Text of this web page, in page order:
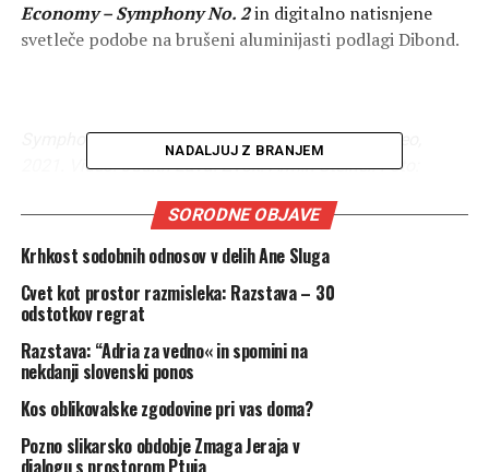
Economy – Symphony No. 2in digitalno natisnjene
svetleče podobe na brušeni aluminijasti podlagi Dibond.
Symphony No. 2 / the end of economy, barvni video,
2021. Video. Judith Lava. Zvok: Armin Steiner. Foto:
V videuThe End Of Economy – Symphony No. 2se Judith
Lava osredotoča na fenomen svetlobe, ko izpostavlja
pisane odbleske, ki se prelivajo skozi razne površine, se
ujemajo v slike in nato znova pojavijo v videih. Pri tem
govori o fenomenu ustvarjanja, slikanja in risanja s
svetlobo, ki za svojo predstavitev in poudarek nujno
potrebuje temo.
Likovni pojav chiaroscuro, ki je poznan že od obdobja
klasične umetnosti, prihaja do izraza ravno v sodobnem
NADALJUJ Z BRANJEM
SORODNE OBJAVE
Krhkost sodobnih odnosov v delih Ane Sluga
Cvet kot prostor razmisleka: Razstava – 30
odstotkov regrat
Razstava: “Adria za vedno« in spomini na
nekdanji slovenski ponos
Kos oblikovalske zgodovine pri vas doma?
Pozno slikarsko obdobje Zmaga Jeraja v
dialogu s prostorom Ptuja